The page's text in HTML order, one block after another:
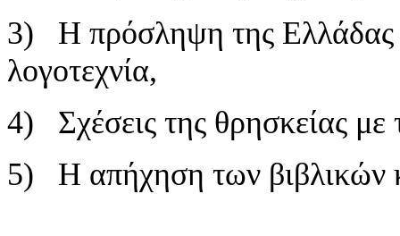
3) Η πρόσληψη της Ελλάδας
λογοτεχνία,
4) Σχέσεις της θρησκείας με
5) Η απήχηση των βιβλικών